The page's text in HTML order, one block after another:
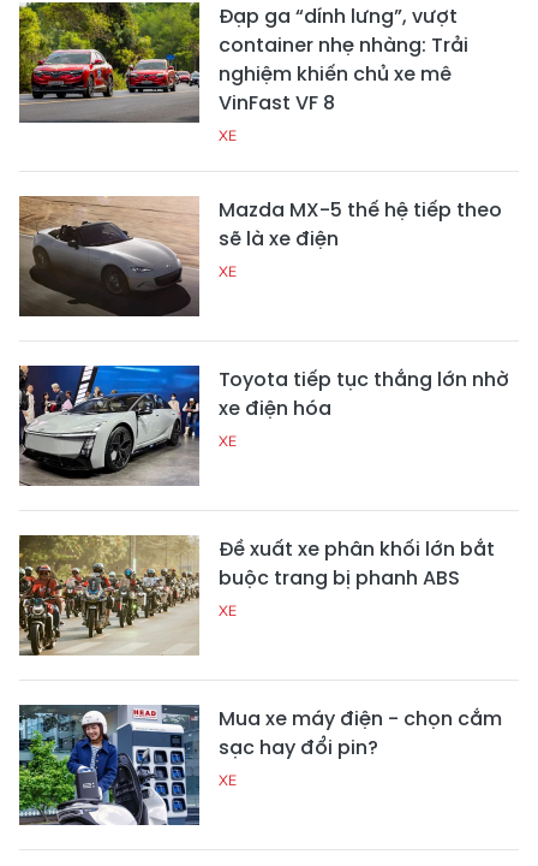
Đạp ga “dính lưng”, vượt
container nhẹ nhàng: Trải
nghiệm khiến chủ xe mê
VinFast VF 8
XE
Mazda MX-5 thế hệ tiếp theo
sẽ là xe điện
XE
Toyota tiếp tục thắng lớn nhờ
xe điện hóa
XE
Đề xuất xe phân khối lớn bắt
buộc trang bị phanh ABS
XE
Mua xe máy điện - chọn cắm
sạc hay đổi pin?
XE